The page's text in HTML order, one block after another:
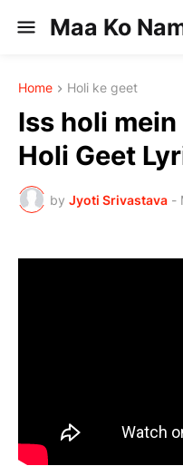
Maa Ko
Home Holi ke geet
Iss holi
Holi Geet
by Jyoti Srivastava -